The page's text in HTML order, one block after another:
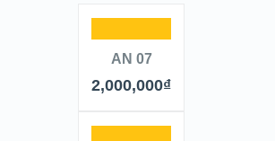
AN 07
2,000,000₫